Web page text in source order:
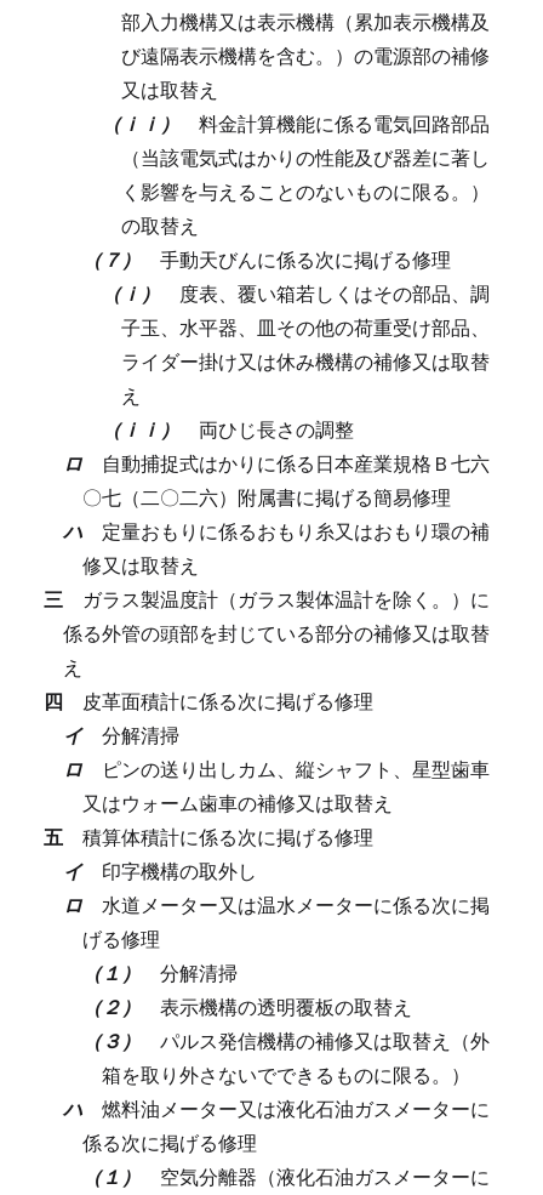
部入力機構又は表示機構（累加表示機構及
び遠隔表示機構を含む。）の電源部の補修
又は取替え
（ｉｉ） 料金計算機能に係る電気回路部品
（当該電気式はかりの性能及び器差に著し
く影響を与えることのないものに限る。）
の取替え
（７） 手動天びんに係る次に掲げる修理
（ｉ） 度表、覆い箱若しくはその部品、調
子玉、水平器、皿その他の荷重受け部品、
ライダー掛け又は休み機構の補修又は取替
え
（ｉｉ） 両ひじ長さの調整
ロ 自動捕捉式はかりに係る日本産業規格Ｂ七六
〇七（二〇二六）附属書に掲げる簡易修理
ハ 定量おもりに係るおもり糸又はおもり環の補
修又は取替え
三 ガラス製温度計（ガラス製体温計を除く。）に
係る外管の頭部を封じている部分の補修又は取替
え
四 皮革面積計に係る次に掲げる修理
イ 分解清掃
ロ
ピンの送り出しカム、縦シャフト、星型歯車
又はウォーム歯車の補修又は取替え
五 積算体積計に係る次に掲げる修理
イ 印字機構の取外し
ロ 水道メーター又は温水メーターに係る次に掲
げる修理
（１） 分解清掃
（２） 表示機構の透明覆板の取替え
（３） パルス発信機構の補修又は取替え（外
箱を取り外さないでできるものに限る。）
ハ 燃料油メーター又は液化石油ガスメーターに
係る次に掲げる修理
（１） 空気分離器（液化石油ガスメーターに